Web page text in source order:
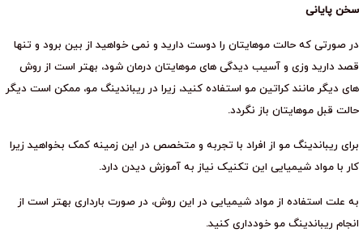
سخن پایانی
در صورتی که حالت موهایتان را دوست دارید و نمی خواهید از بین برود و تنها
قصد دارید وزی و آسیب دیدگی های موهایتان درمان شود، بهتر است از روش
های دیگر مانند کراتین مو استفاده کنید، زیرا در ریباندینگ مو، ممکن است دیگر
حالت قبل موهایتان باز نگردد.
برای ریباندینگ مو از افراد با تجربه و متخصص در این زمینه کمک بخواهید زیرا
کار با مواد شیمیایی این تکنیک نیاز به آموزش دیدن دارد.
به علت استفاده از مواد شیمیایی در این روش، در صورت بارداری بهتر است از
انجام ریباندینگ مو خودداری کنید.